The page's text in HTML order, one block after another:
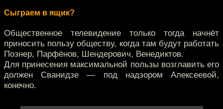
Сыграем в ящик?
Общественное телевидение только тогда начнёт
приносить пользу обществу, когда там будут работать
Познер, Парфёнов, Шендерович, Венедиктов.
Для принесения максимальной пользы возглавить его
должен Сванидзе — под надзором Алексеевой,
конечно.